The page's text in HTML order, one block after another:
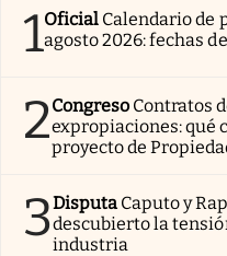
1Oficial Calendario de
agosto 2026: fechas
2Congreso Contratos
expropiaciones: qué
proyecto de
3Disputa Caputo y
descubierto la
industria